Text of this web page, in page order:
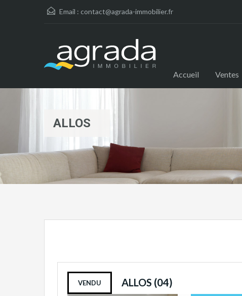
Email : contact@agrada-immobilier.fr
Accueil Ventes
ALLOS
VENDU ALLOS (04)